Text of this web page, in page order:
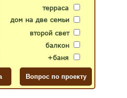
второй свет
дом на две семьи
терраса
балкон
+баня